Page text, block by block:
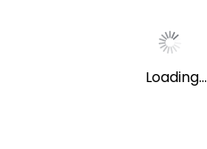
Loading…